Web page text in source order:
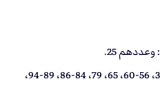
: وعددهم 25.
: 26، 29، 30، 32، 35، 56-60، 65، 79، 84-86، 89-94،